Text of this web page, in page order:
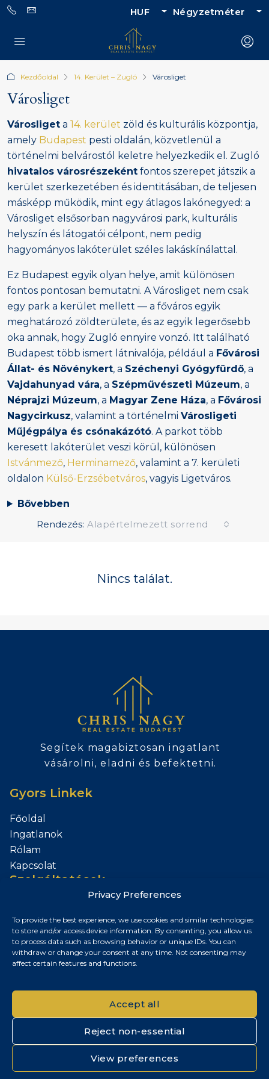
Privacy Preferences
To provide the best experience, we use cookies and similar technologies
to store and/or access device information. By consenting, you allow us
to process data such as browsing behavior or unique IDs. You can
withdraw or change your consent at any time. Not consenting may
affect certain features and functions.
Accept all
Reject non-essential
View preferences
HUF Négyzetméter
Kezdőoldal 14. Kerület – Zugló Városliget
Városliget
Városliget a 14. kerület zöld és kulturális központja,
amely Budapest pesti oldalán, közvetlenül a
történelmi belvárostól keletre helyezkedik el. Zugló
hivatalos városrészeként fontos szerepet játszik a
kerület szerkezetében és identitásában, de teljesen
másképp működik, mint egy átlagos lakónegyed: a
Városliget elsősorban nagyvárosi park, kulturális
helyszín és látogatói célpont, nem pedig
hagyományos lakóterület széles lakáskínálattal.
Ez Budapest egyik olyan helye, amit különösen
fontos pontosan bemutatni. A Városliget nem csak
egy park a kerület mellett — a főváros egyik
meghatározó zöldterülete, és az egyik legerősebb
oka annak, hogy Zugló ennyire vonzó. Itt található
Budapest több ismert látnivalója, például a Fővárosi
Állat- és Növénykert, a Széchenyi Gyógyfürdő, a
Vajdahunyad vára, a Szépművészeti Múzeum, a
Néprajzi Múzeum, a Magyar Zene Háza, a Fővárosi
Nagycirkusz, valamint a történelmi Városligeti
Műjégpálya és csónakázótó. A parkot több
keresett lakóterület veszi körül, különösen
Istvánmező, Herminamező, valamint a 7. kerületi
oldalon Külső-Erzsébetváros, vagyis Ligetváros.
Bővebben
Rendezés: Alapértelmezett sorrend
Nincs találat.
Segítek magabiztosan ingatlant
vásárolni, eladni és befektetni.
Gyors Linkek
Főoldal
Ingatlanok
Rólam
Kapcsolat
Szolgáltatások
Kapcsolat
Budapest, Magyarország
+36 30 687 6790
© 2026 Chris Nagy Real Estate. Minden jog fenntartva.
Adatvédelmi tájékoztató|Cookie szabályzat